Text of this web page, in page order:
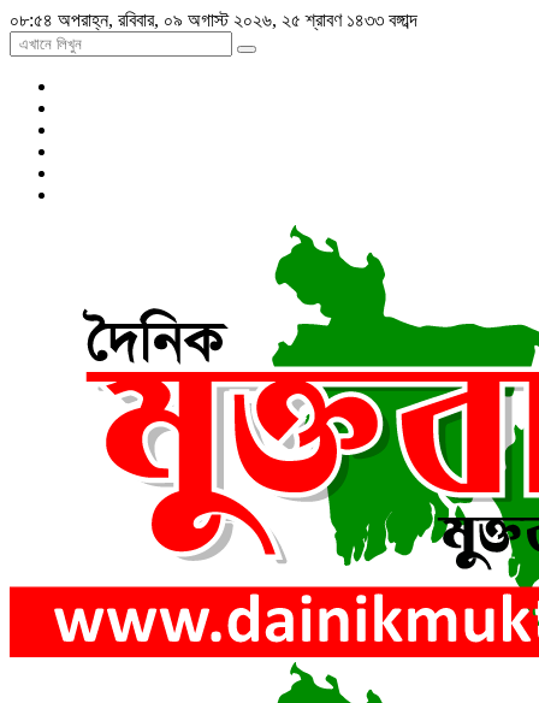
০৮:৫৪ অপরাহ্ন, রবিবার, ০৯ অগাস্ট ২০২৬, ২৫ শ্রাবণ ১৪৩৩ বঙ্গাব্দ